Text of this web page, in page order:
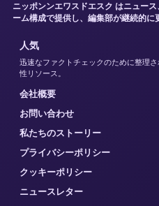
ニッポンンエワスドエスク はニュー
ーム構成で提供し、編集部が継続的に
人気
迅速なファクトチェックのために整理
性リソース。
会社概要
お問い合わせ
私たちのストーリー
プライバシーポリシー
クッキーポリシー
ニュースレター